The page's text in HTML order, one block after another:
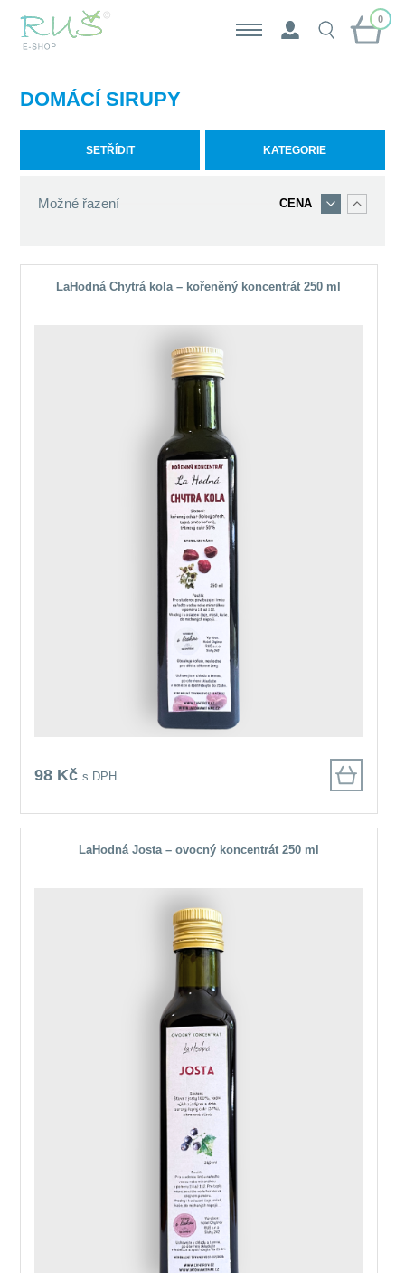
0
​DOMÁCÍ SIRUPY
SETŘÍDIT KATEGORIE
Možné řazení CENA
LaHodná Chytrá kola – kořeněný koncentrát 250 ml
98 Kčs DPH
LaHodná Josta – ovocný koncentrát 250 ml